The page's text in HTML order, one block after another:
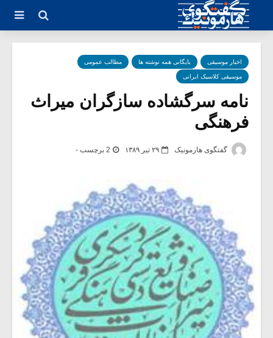
اخبار موسیقی بایگانی همه نوشته ها مطالب عمومی
موسیقی کلاسیک ایرانی
نامه سرگشاده سازگران میراث
فرهنگی
گفتگوی هارمونیک ۲۹ تیر ۱۳۸۹ 2 برچسب -